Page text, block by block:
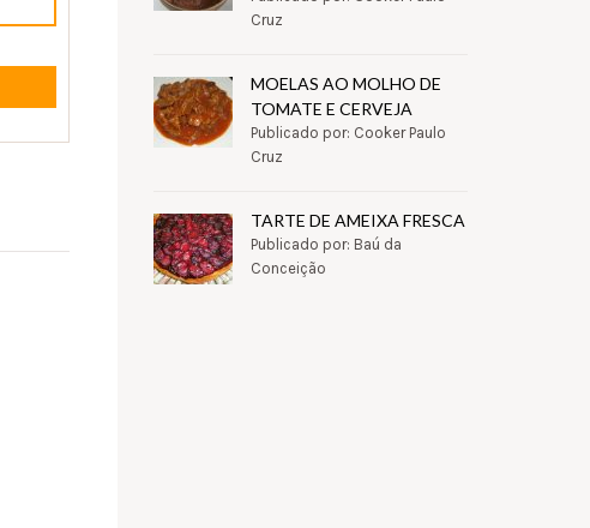
Cruz
MOELAS AO MOLHO DE
TOMATE E CERVEJA
Publicado por: Cooker Paulo
Cruz
TARTE DE AMEIXA FRESCA
Publicado por: Baú da
Conceição